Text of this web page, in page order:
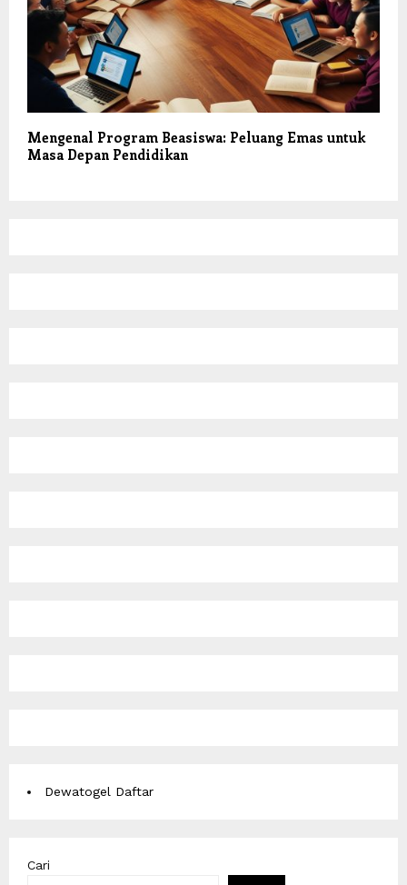
Mengenal Program Beasiswa: Peluang Emas untuk
Masa Depan Pendidikan
Dewatogel Daftar
Cari